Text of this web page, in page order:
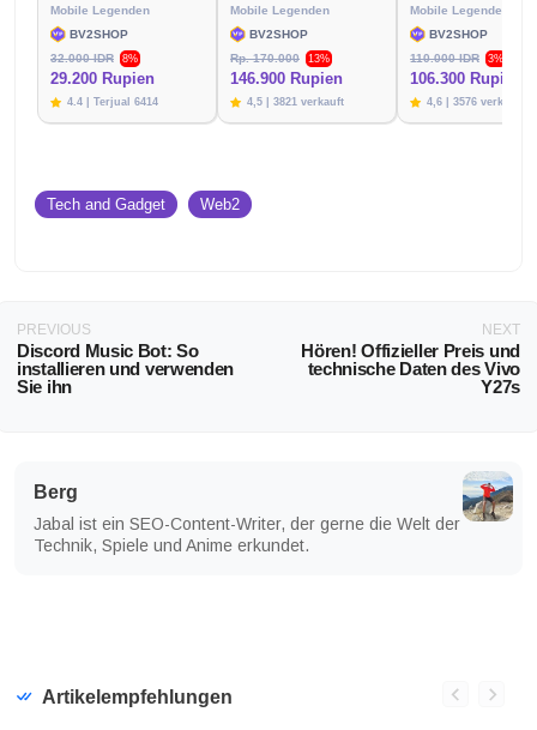
Mobile Legenden
BV2SHOP
32.000 IDR
8%
29.200 Rupien
4.4 | Terjual 6414
Mobile Legenden
BV2SHOP
Rp. 170.000
13%
146.900 Rupien
4,5 | 3821 verkauft
Mobile Legenden
BV2SHOP
110.000 IDR
3%
106.300 Rupien
4,6 | 3576 verkauft
Tech and Gadget Web2
PREVIOUS
Discord Music Bot: So
installieren und verwenden
Sie ihn
NEXT
Hören! Offizieller Preis und
technische Daten des Vivo
Y27s
Berg
Jabal ist ein SEO-Content-Writer, der gerne die Welt der
Technik, Spiele und Anime erkundet.
Artikelempfehlungen